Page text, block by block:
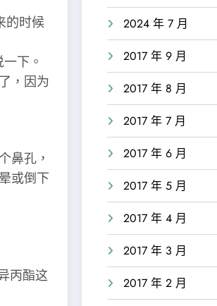
的时候
下。
，因为
鼻孔，
或倒下
丙酯这
2024 年 7 月
2017 年 9 月
2017 年 8 月
2017 年 7 月
2017 年 6 月
2017 年 5 月
2017 年 4 月
2017 年 3 月
2017 年 2 月